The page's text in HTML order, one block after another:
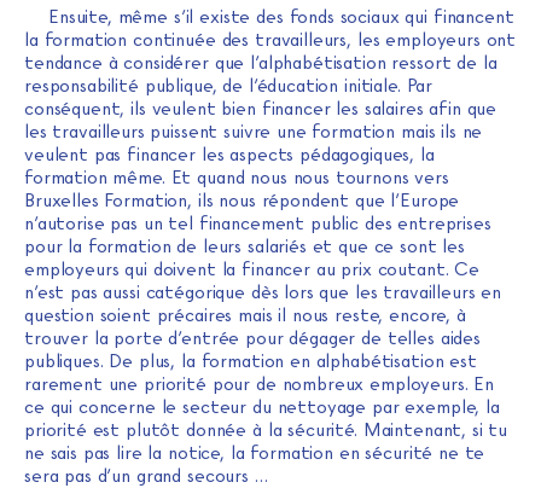
Ensuite, même s’il existe des fonds sociaux qui financent
la formation continuée des travailleurs, les employeurs ont
tendance à considérer que l’alphabétisation ressort de la
responsabilité publique, de l’éducation initiale. Par
conséquent, ils veulent bien financer les salaires afin que
les travailleurs puissent suivre une formation mais ils ne
veulent pas financer les aspects pédagogiques, la
formation même. Et quand nous nous tournons vers
Bruxelles Formation, ils nous répondent que l’Europe
n’autorise pas un tel financement public des entreprises
pour la formation de leurs salariés et que ce sont les
employeurs qui doivent la financer au prix coutant. Ce
n’est pas aussi catégorique dès lors que les travailleurs en
question soient précaires mais il nous reste, encore, à
trouver la porte d’entrée pour dégager de telles aides
publiques. De plus, la formation en alphabétisation est
rarement une priorité pour de nombreux employeurs. En
ce qui concerne le secteur du nettoyage par exemple, la
priorité est plutôt donnée à la sécurité. Maintenant, si tu
ne sais pas lire la notice, la formation en sécurité ne te
sera pas d’un grand secours …